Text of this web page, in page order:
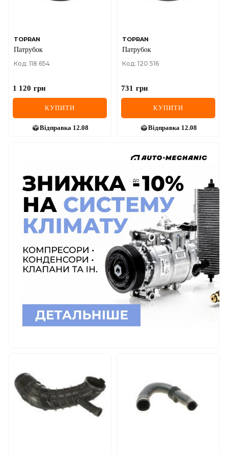
TOPRAN
Патрубок
Код: 118 654
1 120 грн
КУПИТИ
Відправка 12.08
TOPRAN
Патрубок
Код: 120 516
731 грн
КУПИТИ
Відправка 12.08